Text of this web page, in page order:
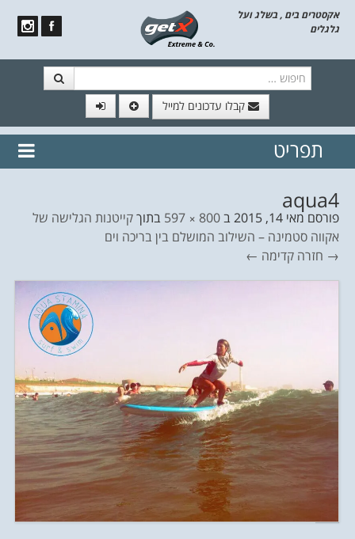
אקסטרים בים , בשלג ועל
גלגלים
קבלו עדכונים למייל
// הצטרף לרשימת תפוצה!
נשמח
תפריט
aqua4
פורסם מאי 14, 2015 ב800 × 597 בתוךקייטנות הגלישה של
אקווה סטמינה – השילוב המושלם בין בריכה וים
→ חזרה קדימה ←